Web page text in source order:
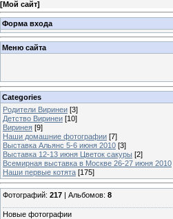
[Мой сайт]
Форма входа
Меню сайта
Categories
Родители Виринеи [3]
Детство Виринеи [10]
Виринея [9]
Наши домашние фотографии [7]
Выставка Альянс 5-6 июня 2010 [3]
Выставка 12-13 июня Цветок сакуры [2]
Всемирная выставка в Москве 26-27 июня 2010
Наши первые котята [175]
Фотографий: 217 | Альбомов: 8
Новые фотографии